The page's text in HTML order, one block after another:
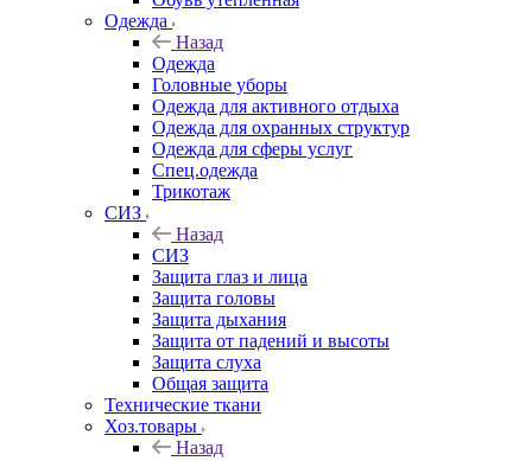
Одежда
Назад
Одежда
Головные уборы
Одежда для активного отдыха
Одежда для охранных структур
Одежда для сферы услуг
Спец.одежда
Трикотаж
СИЗ
Назад
СИЗ
Защита глаз и лица
Защита головы
Защита дыхания
Защита от падений и высоты
Защита слуха
Общая защита
Технические ткани
Хоз.товары
Назад